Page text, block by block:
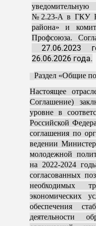
уведомительную
№2.23-А в ГКУ
района» и
Профсоюза.
27.06.2023
26.06.2026 года.
Раздел «Общие
Настоящее
Соглашение)
уровне в
Российской
соглашения по
ведении
молодежной
на 2022-2024
согласованных
необходимых
экономических
обеспечения
деятельности